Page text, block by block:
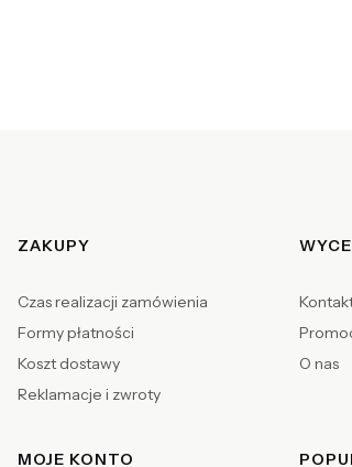
Linki w stopce
ZAKUPY
Czas realizacji zamówienia
Formy płatności
Koszt dostawy
Reklamacje i zwroty
O nas
MOJE KONTO